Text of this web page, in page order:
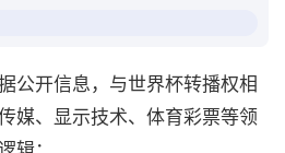
公开信息，与世界杯转播权相
媒、显示技术、体育彩票等领